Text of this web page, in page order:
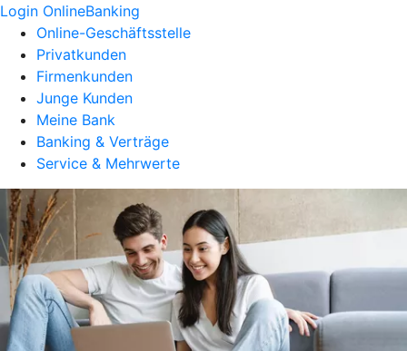
Login OnlineBanking
Online-Geschäftsstelle
Privatkunden
Firmenkunden
Junge Kunden
Meine Bank
Banking & Verträge
Service & Mehrwerte